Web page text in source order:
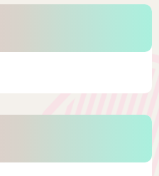
長いのを短くして着る前提な
豊富なブランドもあります。